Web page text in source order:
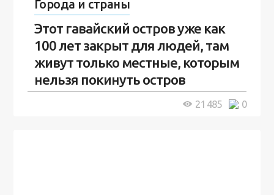
Города и страны
Этот гавайский остров уже как
100 лет закрыт для людей, там
живут только местные, которым
нельзя покинуть остров
0
21 485